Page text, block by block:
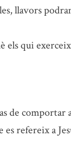
llavors
els qui
de comportar
es refereix a